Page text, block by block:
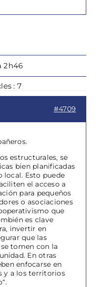
2h46
: 7
#4709
estructurales, se
bien planificadas
local. Esto puede
el acceso a
para pequeños
o asociaciones
que
es clave
invertir en
que las
tomen con la
En otras
enfocarse en
y a los territorios